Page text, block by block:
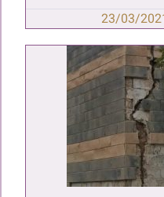
23/03/